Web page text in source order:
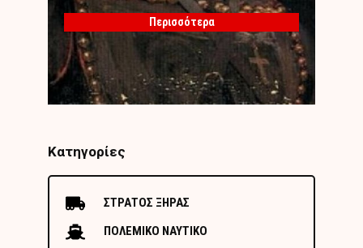
Περισσότερα
Κατηγορίες
ΣΤΡΑΤΟΣ ΞΗΡΑΣ
ΠΟΛΕΜΙΚΟ ΝΑΥΤΙΚΟ